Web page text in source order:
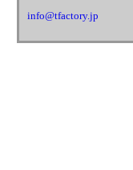
info@tfactory.jp